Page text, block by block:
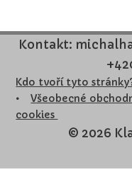
Kontakt:
Kdo tvoří tyto
•
Všeobecné
cookies
© 2026